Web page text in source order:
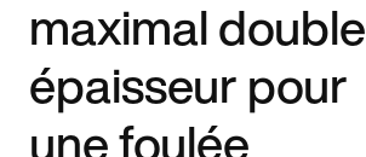
maximal double
épaisseur pour
une foulée